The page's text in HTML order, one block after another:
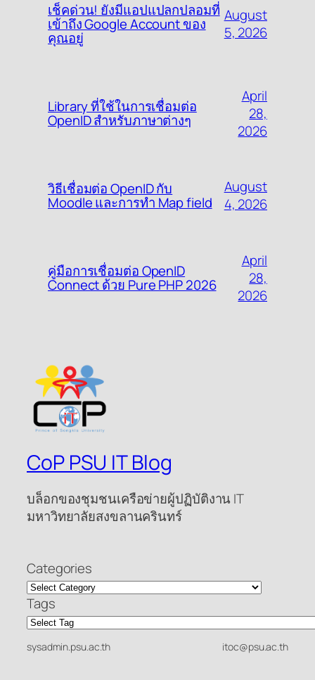
เช็คด่วน! ยังมีแอปแปลกปลอมที่
เข้าถึง Google Account ของ
คุณอยู่
August
5, 2026
Library ที่ใช้ในการเชื่อมต่อ
OpenID สำหรับภาษาต่างๆ
April
28,
2026
วิธีเชื่อมต่อ OpenID กับ
Moodle และการทำ Map field
August
4, 2026
คู่มือการเชื่อมต่อ OpenID
Connect ด้วย Pure PHP 2026
April
28,
2026
CoP PSU IT Blog
บล็อกของชุมชนเครือข่ายผู้ปฏิบัติงาน IT
มหาวิทยาลัยสงขลานครินทร์
Categories
Tags
sysadmin.psu.ac.th itoc@psu.ac.th